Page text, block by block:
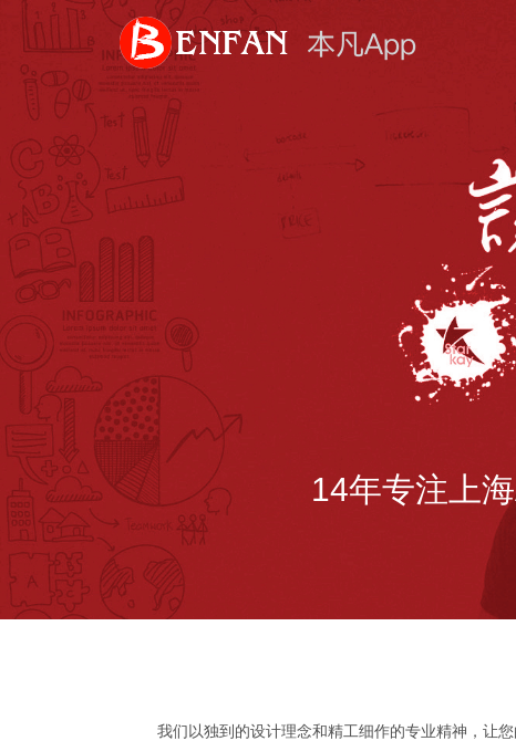
14年专注上
我们以独到的设计理念和精工细作的专业精神，让